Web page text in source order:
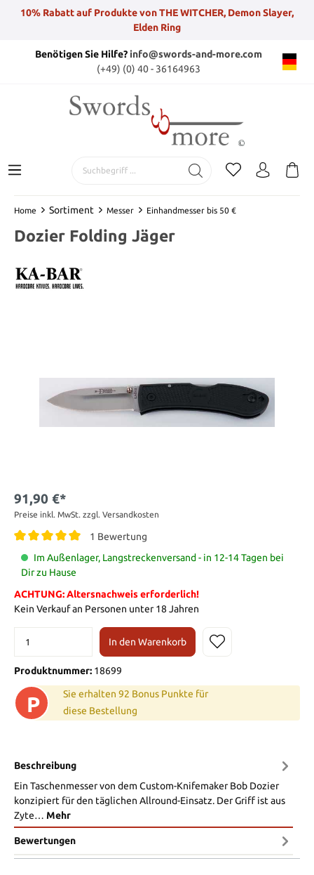
10% Rabatt auf Produkte von THE WITCHER, Demon Slayer,
Elden Ring
Benötigen Sie Hilfe?info@swords-and-more.com
(+49) (0) 40 - 36164963
Home Sortiment Messer Einhandmesser bis 50 €
Dozier Folding Jäger
91,90 €*
Preise inkl. MwSt. zzgl. Versandkosten
1 Bewertung
Im Außenlager, Langstreckenversand - in 12-14 Tagen bei
Dir zu Hause
ACHTUNG: Altersnachweis erforderlich!
Kein Verkauf an Personen unter 18 Jahren
In den Warenkorb
Produktnummer: 18699
P
Sie erhalten 92 Bonus Punkte für
diese Bestellung
Beschreibung
Ein Taschenmesser von dem Custom-Knifemaker Bob Dozier
konzipiert für den täglichen Allround-Einsatz. Der Griff ist aus
Zyte… Mehr
Bewertungen